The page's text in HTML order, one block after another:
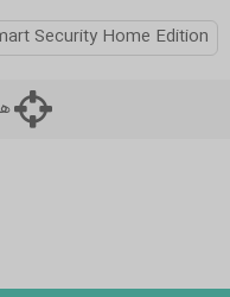
Security Home Edition